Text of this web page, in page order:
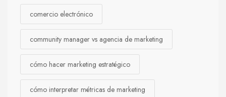
comercio electrónico
community manager vs agencia de marketing
cómo hacer marketing estratégico
cómo interpretar métricas de marketing